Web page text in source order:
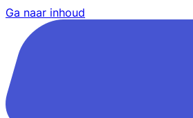
Ga naar inhoud